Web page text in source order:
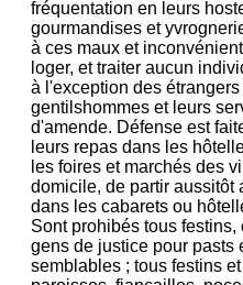
fréquentation en leurs
gourmandises et
à ces maux et
loger, et traiter aucun
à l'exception des
gentilshommes et leurs
d'amende. Défense est
leurs repas dans les
les foires et marchés des
domicile, de partir aussitôt
dans les cabarets ou
Sont prohibés tous
gens de justice pour pasts
semblables ; tous festins